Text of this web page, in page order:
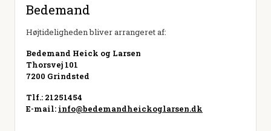
Bedemand
Højtideligheden bliver arrangeret af:
Bedemand Heick og Larsen
Thorsvej 101
7200 Grindsted
Tlf.: 21251454
E-mail: info@bedemandheickoglarsen.dk